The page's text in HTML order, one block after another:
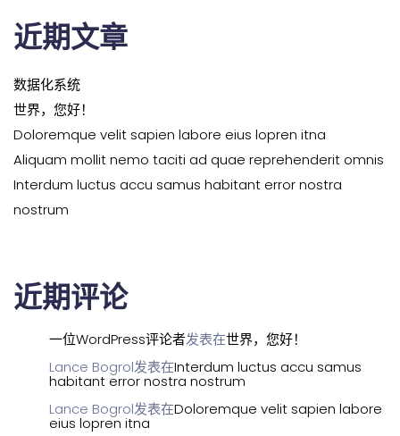
近期文章
数据化系统
世界，您好！
Doloremque velit sapien labore eius lopren itna
Aliquam mollit nemo taciti ad quae reprehenderit omnis
Interdum luctus accu samus habitant error nostra
nostrum
近期评论
一位WordPress评论者发表在世界，您好！
Lance Bogrol发表在Interdum luctus accu samus
habitant error nostra nostrum
Lance Bogrol发表在Doloremque velit sapien labore
eius lopren itna